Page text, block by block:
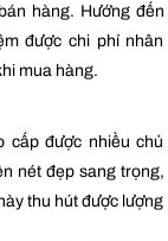
hàng. Hướng đến
được chi phí nhân
mua hàng.
cấp được nhiều chủ
nét đẹp sang trọng,
thu hút được lượng